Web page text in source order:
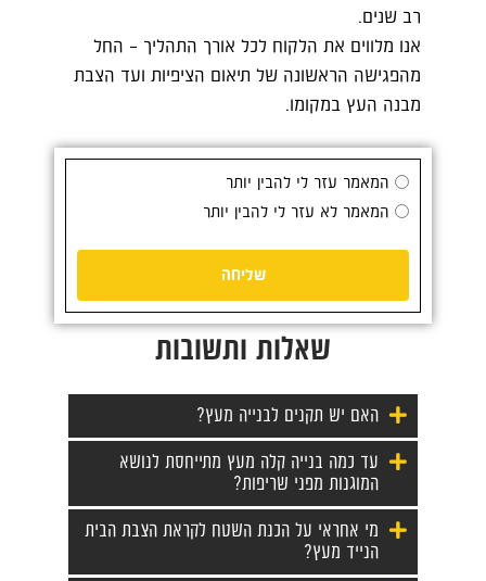
רב שנים.
אנו מלווים את הלקוח לכל אורך התהליך – החל
מהפגישה הראשונה של תיאום הציפיות ועד הצבת
מבנה העץ במקומו.
המאמר עזר לי להבין יותר
המאמר לא עזר לי להבין יותר
שליחה
שאלות ותשובות
האם יש תקנים לבנייה מעץ?
עד כמה בנייה קלה מעץ מתייחסת לנושא
המוגנות מפני שריפות?
מי אחראי על הכנת השטח לקראת הצבת הבית
הנייד מעץ?